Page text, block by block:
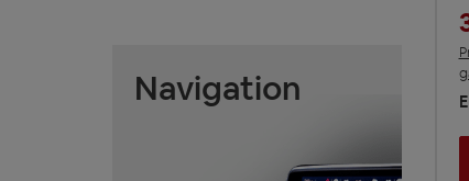
Navigation